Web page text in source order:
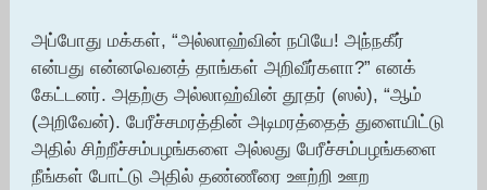
அப்போது மக்கள், “அல்லாஹ்வின் நபியே! அந்நகீர்
என்பது என்னவெனத் தாங்கள் அறிவீர்களா?” எனக்
கேட்டனர். அதற்கு அல்லாஹ்வின் தூதர் (ஸல்), “ஆம்
(அறிவேன்). பேரீச்சமரத்தின் அடிமரத்தைத் துளையிட்டு
அதில் சிற்றீச்சம்பழங்களை அல்லது பேரீச்சம்பழங்களை
நீங்கள் போட்டு அதில் தண்ணீரை ஊற்றி ஊற